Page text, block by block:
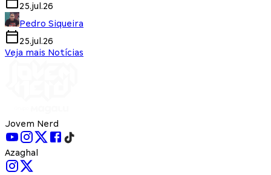
25.jul.26
Pedro Siqueira
25.jul.26
Veja mais Notícias
Jovem Nerd
Azaghal